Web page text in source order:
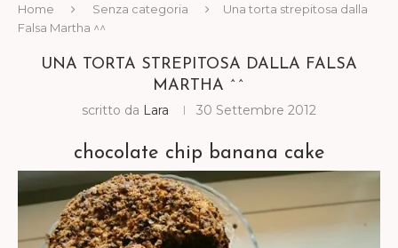
Home Senza categoria
Una torta strepitosa dalla
Falsa Martha ^^
UNA TORTA STREPITOSA DALLA FALSA
MARTHA ^^
scritto da Lara 30 Settembre 2012
chocolate chip banana cake